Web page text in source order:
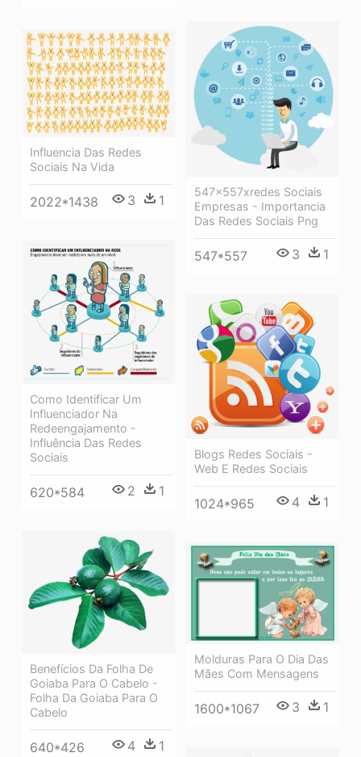
547x557xredes Sociais
Empresas - Importancia
Das Redes Sociais Png
547*557 3 1
Influencia Das Redes
Sociais Na Vida
2022*1438 3 1
Como Identificar Um
Influenciador Na
Redeengajamento -
Influência Das Redes
Sociais
620*584 2 1
Blogs Redes Sociais -
Web E Redes Sociais
1024*965 4 1
Benefícios Da Folha De
Goiaba Para O Cabelo -
Folha Da Goiaba Para O
Cabelo
640*426 4 1
Molduras Para O Dia Das
Mães Com Mensagens
1600*1067 3 1